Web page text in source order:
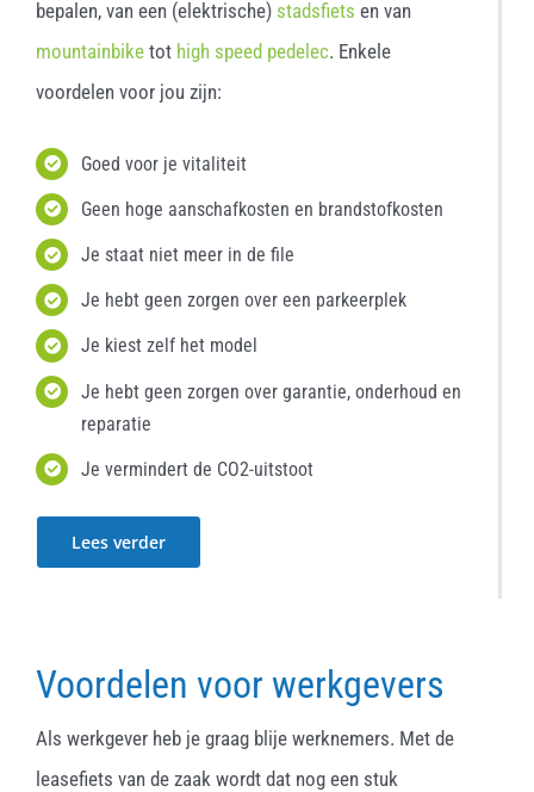
bepalen, van een (elektrische) stadsfiets en van
mountainbiketot high speed pedelec. Enkele
voordelen voor jou zijn:
Goed voor je vitaliteit
Geen hoge aanschafkosten en brandstofkosten
Je staat niet meer in de file
Je hebt geen zorgen over een parkeerplek
Je kiest zelf het model
Je hebt geen zorgen over garantie, onderhoud en
reparatie
Je vermindert de CO2-uitstoot
Lees verder
Voordelen voor werkgevers
Als werkgever heb je graag blije werknemers. Met de
leasefiets van de zaak wordt dat nog een stuk